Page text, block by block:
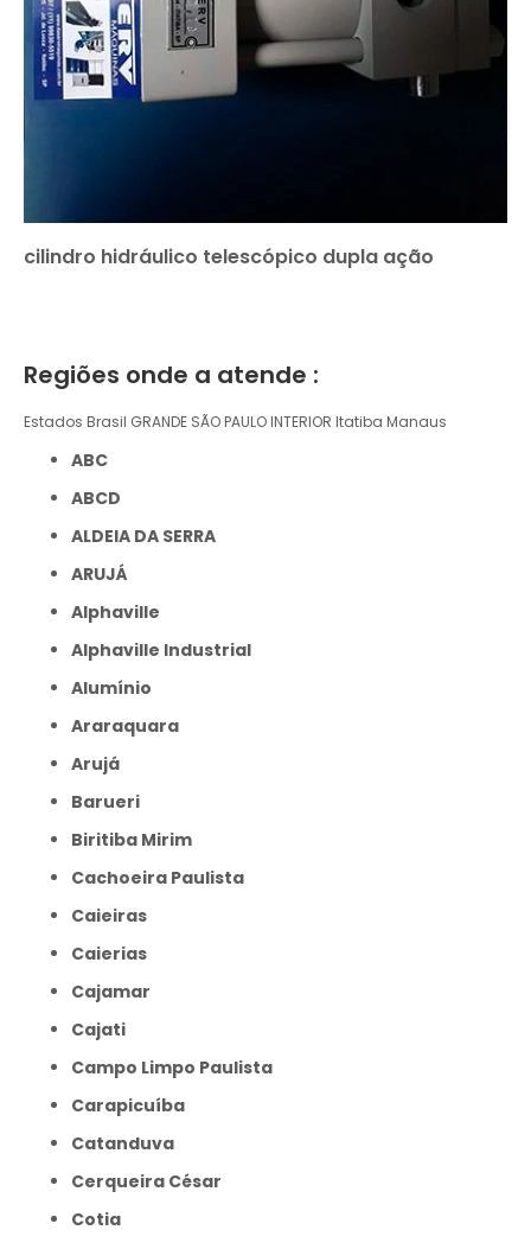
cilindro hidráulico telescópico dupla ação
Regiões onde a atende :
Estados Brasil GRANDE SÃO PAULO INTERIOR Itatiba Manaus
ABC
ABCD
ALDEIA DA SERRA
ARUJÁ
Alphaville
Alphaville Industrial
Alumínio
Araraquara
Arujá
Barueri
Biritiba Mirim
Cachoeira Paulista
Caieiras
Caierias
Cajamar
Cajati
Campo Limpo Paulista
Carapicuíba
Catanduva
Cerqueira César
Cotia